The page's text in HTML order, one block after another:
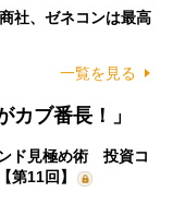
社、ゼネコンは最高
一覧を見る
カブ番長！」
ド見極め術 投資コ
第11回】